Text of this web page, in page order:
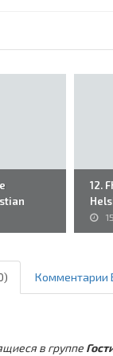
12.
Комментарии
в группе